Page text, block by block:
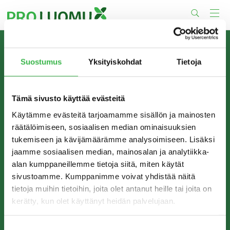
Suostumus Yksityiskohdat Tietoja
Tämä sivusto käyttää evästeitä
Käytämme evästeitä tarjoamamme sisällön ja mainosten
räätälöimiseen, sosiaalisen median ominaisuuksien
tukemiseen ja kävijämäärämme analysoimiseen. Lisäksi
jaamme sosiaalisen median, mainosalan ja analytiikka-
alan kumppaneillemme tietoja siitä, miten käytät
sivustoamme. Kumppanimme voivat yhdistää näitä
tietoja muihin tietoihin, joita olet antanut heille tai joita on
kerätty, kun olet käyttänyt heidän palvelujaan.
to
content
TIETOA MEISTÄ
Pro Luomu on luomualan yhteistyöorganisaatio, joka